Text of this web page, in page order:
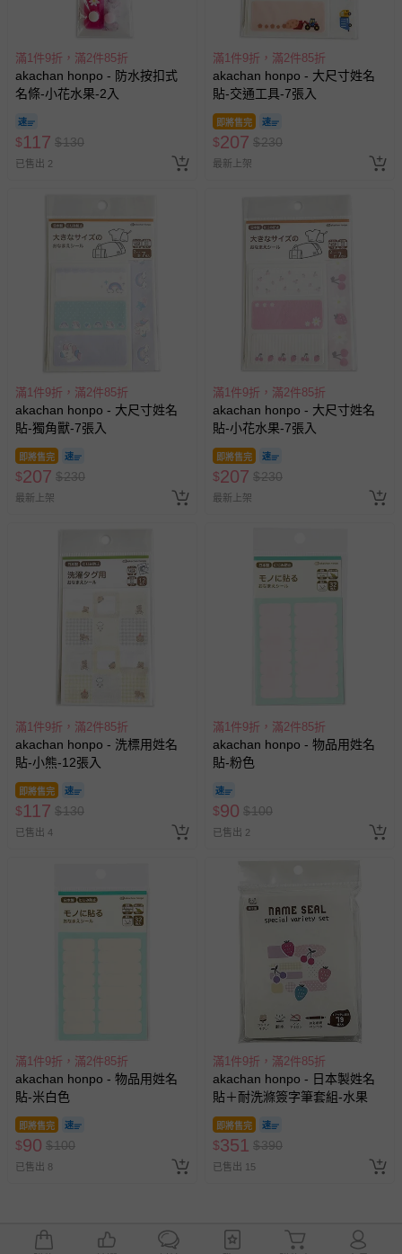
滿1件9折，滿2件85折
akachan honpo - 防水按扣式
名條-小花水果-2入
$117 $130
已售出 2
滿1件9折，滿2件85折
akachan honpo - 大尺寸姓名
貼-交通工具-7張入
即將售完
$207 $230
最新上架
滿1件9折，滿2件85折
akachan honpo - 大尺寸姓名
貼-獨角獸-7張入
即將售完
$207 $230
最新上架
滿1件9折，滿2件85折
akachan honpo - 大尺寸姓名
貼-小花水果-7張入
即將售完
$207 $230
最新上架
滿1件9折，滿2件85折
akachan honpo - 洗標用姓名
貼-小熊-12張入
即將售完
$117 $130
已售出 4
滿1件9折，滿2件85折
akachan honpo - 物品用姓名
貼-粉色
$90 $100
已售出 2
滿1件9折，滿2件85折
akachan honpo - 物品用姓名
貼-米白色
即將售完
$90 $100
已售出 8
滿1件9折，滿2件85折
akachan honpo - 日本製姓名
貼＋耐洗滌簽字筆套組-水果
即將售完
$351 $390
已售出 15